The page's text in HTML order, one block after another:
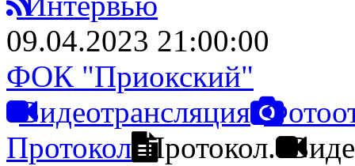
09.04.2023 21:00:00
ФОК "Приокский"
Видеотрансляция
Протокол Протокол.